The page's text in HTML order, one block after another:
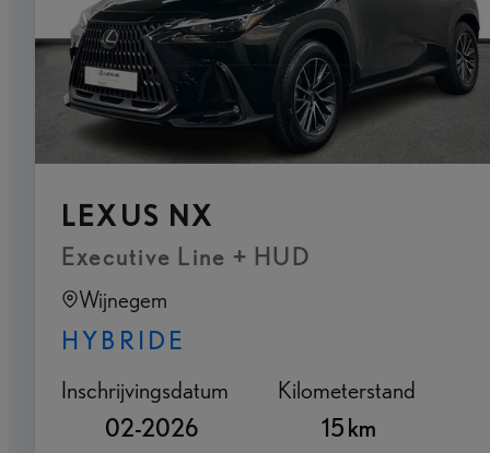
LEXUS NX
Executive Line + HUD
Wijnegem
HYBRIDE
Inschrijvingsdatum
02-2026
Kilometerstand
15 km